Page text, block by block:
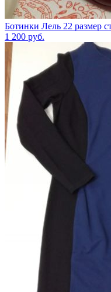
Ботинки Лель 22 размер
1 200 руб.